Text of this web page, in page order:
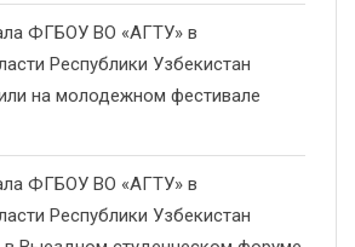
ФГБОУ ВО «АГТУ» в
Республики Узбекистан
на молодежном фестивале
ФГБОУ ВО «АГТУ» в
Республики Узбекистан